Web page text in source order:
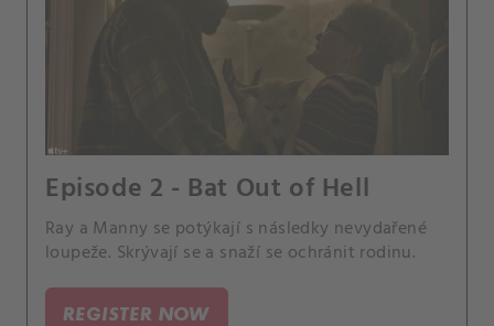
Episode 2 - Bat Out of Hell
Ray a Manny se potýkají s následky nevydařené
loupeže. Skrývají se a snaží se ochránit rodinu.
REGISTER NOW